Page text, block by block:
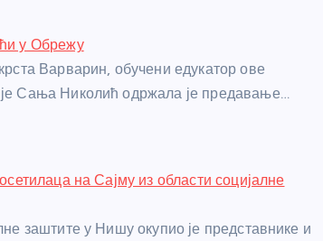
у Обрежу
Варварин, обучени едукатор ове
Сања Николић одржала је предавање…
на Сајму из области социјалне
заштите у Нишу окупио је представнике и